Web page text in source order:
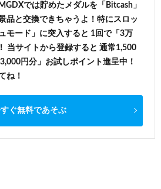
では貯めたメダルを「Bitcash」
品と交換できちゃうよ！特にスロッ
モード」に突入すると 1回で「3万
当サイトから登録すると 通常1,500
円分」お試しポイント進呈中！
ね！
ぐ無料であそぶ